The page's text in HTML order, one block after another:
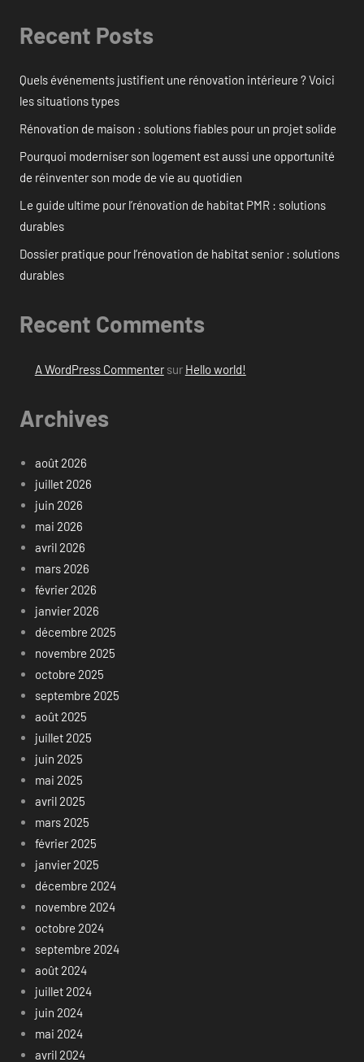
Recent Posts
Quels événements justifient une rénovation intérieure ? Voici
les situations types
Rénovation de maison : solutions fiables pour un projet solide
Pourquoi moderniser son logement est aussi une opportunité
de réinventer son mode de vie au quotidien
Le guide ultime pour l’rénovation de habitat PMR : solutions
durables
Dossier pratique pour l’rénovation de habitat senior : solutions
durables
Recent Comments
A WordPress Commentersur Hello world!
Archives
août 2026
juillet 2026
juin 2026
mai 2026
avril 2026
mars 2026
février 2026
janvier 2026
décembre 2025
novembre 2025
octobre 2025
septembre 2025
août 2025
juillet 2025
juin 2025
mai 2025
avril 2025
mars 2025
février 2025
janvier 2025
décembre 2024
novembre 2024
octobre 2024
septembre 2024
août 2024
juillet 2024
juin 2024
mai 2024
avril 2024